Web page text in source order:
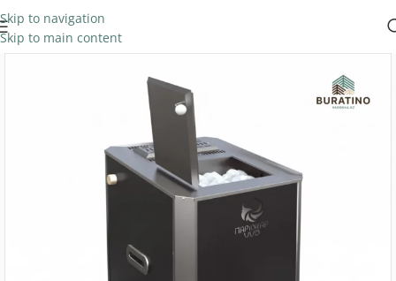
Skip to navigation
Skip to main content